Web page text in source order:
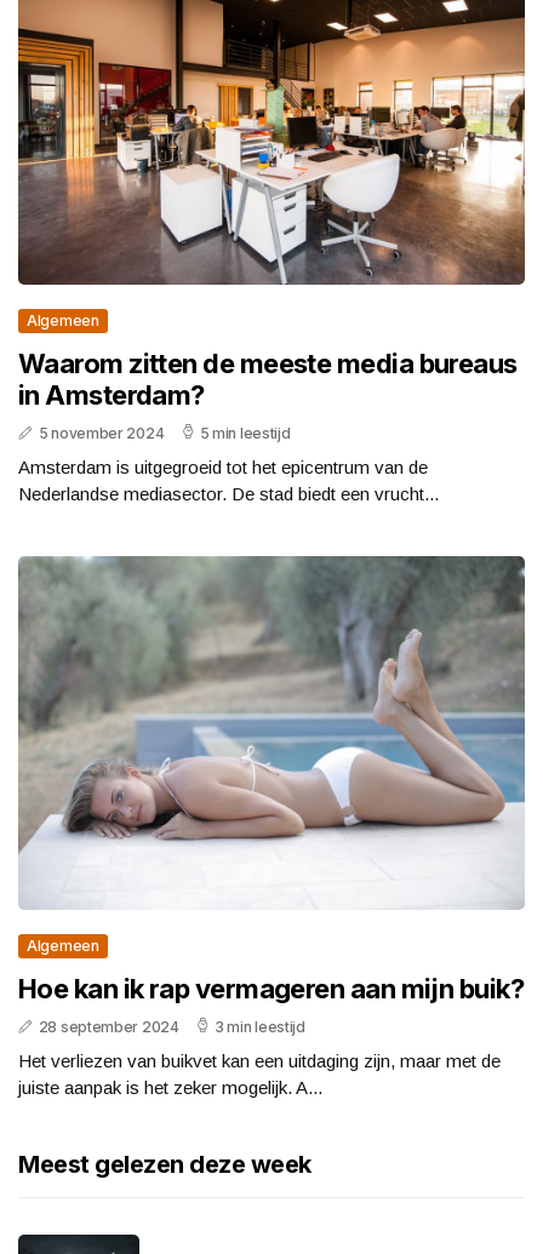
Algemeen
Waarom zitten de meeste media bureaus
in Amsterdam?
5 november 2024 5 min leestijd
Amsterdam is uitgegroeid tot het epicentrum van de
Nederlandse mediasector. De stad biedt een vrucht...
Algemeen
Hoe kan ik rap vermageren aan mijn buik?
28 september 2024 3 min leestijd
Het verliezen van buikvet kan een uitdaging zijn, maar met de
juiste aanpak is het zeker mogelijk. A...
Meest gelezen deze week